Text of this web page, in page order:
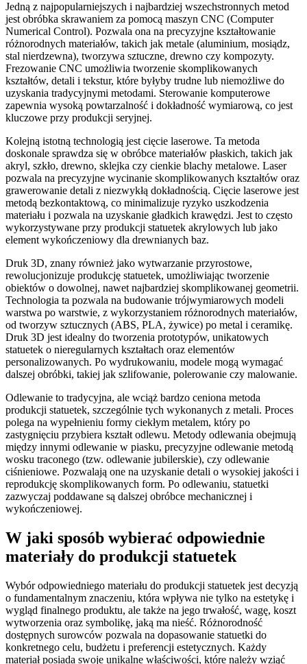
Jedną z najpopularniejszych i najbardziej wszechstronnych metod
jest obróbka skrawaniem za pomocą maszyn CNC (Computer
Numerical Control). Pozwala ona na precyzyjne kształtowanie
różnorodnych materiałów, takich jak metale (aluminium, mosiądz,
stal nierdzewna), tworzywa sztuczne, drewno czy kompozyty.
Frezowanie CNC umożliwia tworzenie skomplikowanych
kształtów, detali i tekstur, które byłyby trudne lub niemożliwe do
uzyskania tradycyjnymi metodami. Sterowanie komputerowe
zapewnia wysoką powtarzalność i dokładność wymiarową, co jest
kluczowe przy produkcji seryjnej.
Kolejną istotną technologią jest cięcie laserowe. Ta metoda
doskonale sprawdza się w obróbce materiałów płaskich, takich jak
akryl, szkło, drewno, sklejka czy cienkie blachy metalowe. Laser
pozwala na precyzyjne wycinanie skomplikowanych kształtów oraz
grawerowanie detali z niezwykłą dokładnością. Cięcie laserowe jest
metodą bezkontaktową, co minimalizuje ryzyko uszkodzenia
materiału i pozwala na uzyskanie gładkich krawędzi. Jest to często
wykorzystywane przy produkcji statuetek akrylowych lub jako
element wykończeniowy dla drewnianych baz.
Druk 3D, znany również jako wytwarzanie przyrostowe,
rewolucjonizuje produkcję statuetek, umożliwiając tworzenie
obiektów o dowolnej, nawet najbardziej skomplikowanej geometrii.
Technologia ta pozwala na budowanie trójwymiarowych modeli
warstwa po warstwie, z wykorzystaniem różnorodnych materiałów,
od tworzyw sztucznych (ABS, PLA, żywice) po metal i ceramikę.
Druk 3D jest idealny do tworzenia prototypów, unikatowych
statuetek o nieregularnych kształtach oraz elementów
personalizowanych. Po wydrukowaniu, modele mogą wymagać
dalszej obróbki, takiej jak szlifowanie, polerowanie czy malowanie.
Odlewanie to tradycyjna, ale wciąż bardzo ceniona metoda
produkcji statuetek, szczególnie tych wykonanych z metali. Proces
polega na wypełnieniu formy ciekłym metalem, który po
zastygnięciu przybiera kształt odlewu. Metody odlewania obejmują
między innymi odlewanie w piasku, precyzyjne odlewanie metodą
wosku traconego (tzw. odlewanie jubilerskie), czy odlewanie
ciśnieniowe. Pozwalają one na uzyskanie detali o wysokiej jakości i
reprodukcję skomplikowanych form. Po odlewaniu, statuetki
zazwyczaj poddawane są dalszej obróbce mechanicznej i
wykończeniowej.
W jaki sposób wybierać odpowiednie
materiały do produkcji statuetek
Wybór odpowiedniego materiału do produkcji statuetek jest decyzją
o fundamentalnym znaczeniu, która wpływa nie tylko na estetykę i
wygląd finalnego produktu, ale także na jego trwałość, wagę, koszt
wytworzenia oraz symbolikę, jaką ma nieść. Różnorodność
dostępnych surowców pozwala na dopasowanie statuetki do
konkretnego celu, budżetu i preferencji estetycznych. Każdy
materiał posiada swoje unikalne właściwości, które należy wziąć